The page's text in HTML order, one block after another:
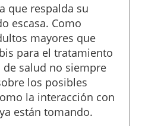
que respalda su
escasa. Como
mayores que
para el tratamiento
salud no siempre
los posibles
la interacción con
están tomando.